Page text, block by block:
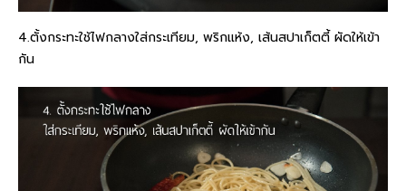
4.ตั้งกระทะใช้ไฟกลางใส่กระเทียม, พริกแห้ง, เส้นสปาเก็ตตี้ ผัดให้เข้า
กัน